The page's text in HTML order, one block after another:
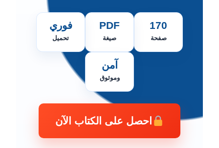
170
صفحة
PDF
صيغة
فوري
تحميل
آمن
وموثوق
احصل على الكتاب الآن